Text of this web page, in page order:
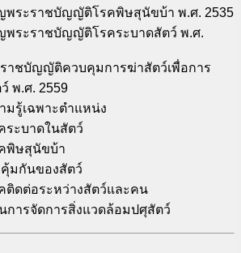
พระราชบัญญัติโรคพิษสุนัขบ้า พ.ศ. 2535
พระราชบัญญัติโรคระบาดสัตว์ พ.ศ.
าชบัญญัติควบคุมการฆ่าสัตว์เพื่อการ
พ.ศ. 2559
มรู้เฉพาะตำแหน่ง
ระบาดในสัตว์
พิษสุนัขบ้า
มกันของสัตว์
ติดต่อระหว่างสัตว์และคน
การจัดการสิ่งแวดล้อมปศุสัตว์